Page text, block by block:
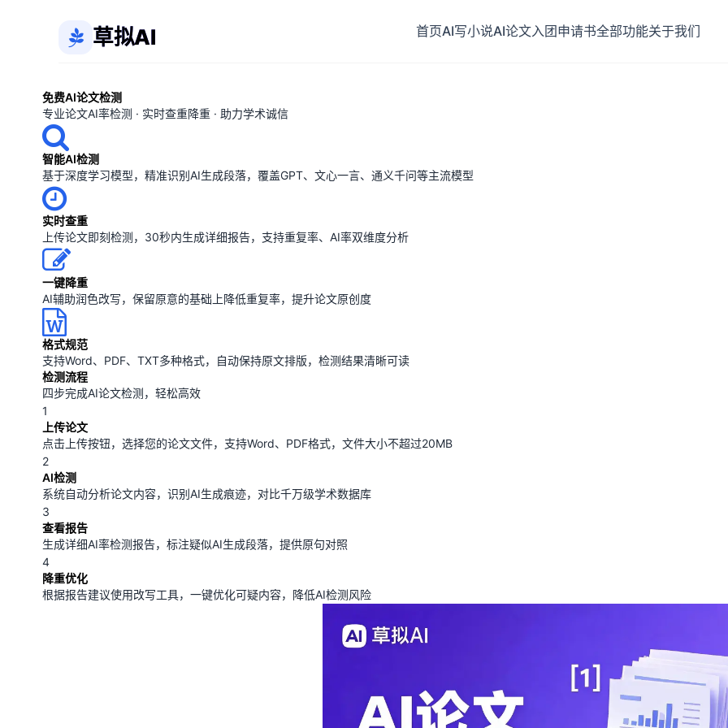
草拟AI 首页AI写小说AI论文入团申请书全部功能关于我们
免费AI论文检测
专业论文AI率检测 · 实时查重降重 · 助力学术诚信
智能AI检测
基于深度学习模型，精准识别AI生成段落，覆盖GPT、文心一言、通义千问等主流模型
实时查重
上传论文即刻检测，30秒内生成详细报告，支持重复率、AI率双维度分析
一键降重
AI辅助润色改写，保留原意的基础上降低重复率，提升论文原创度
格式规范
支持Word、PDF、TXT多种格式，自动保持原文排版，检测结果清晰可读
检测流程
四步完成AI论文检测，轻松高效
1
上传论文
点击上传按钮，选择您的论文文件，支持Word、PDF格式，文件大小不超过20MB
2
AI检测
系统自动分析论文内容，识别AI生成痕迹，对比千万级学术数据库
3
查看报告
生成详细AI率检测报告，标注疑似AI生成段落，提供原句对照
4
降重优化
根据报告建议使用改写工具，一键优化可疑内容，降低AI检测风险